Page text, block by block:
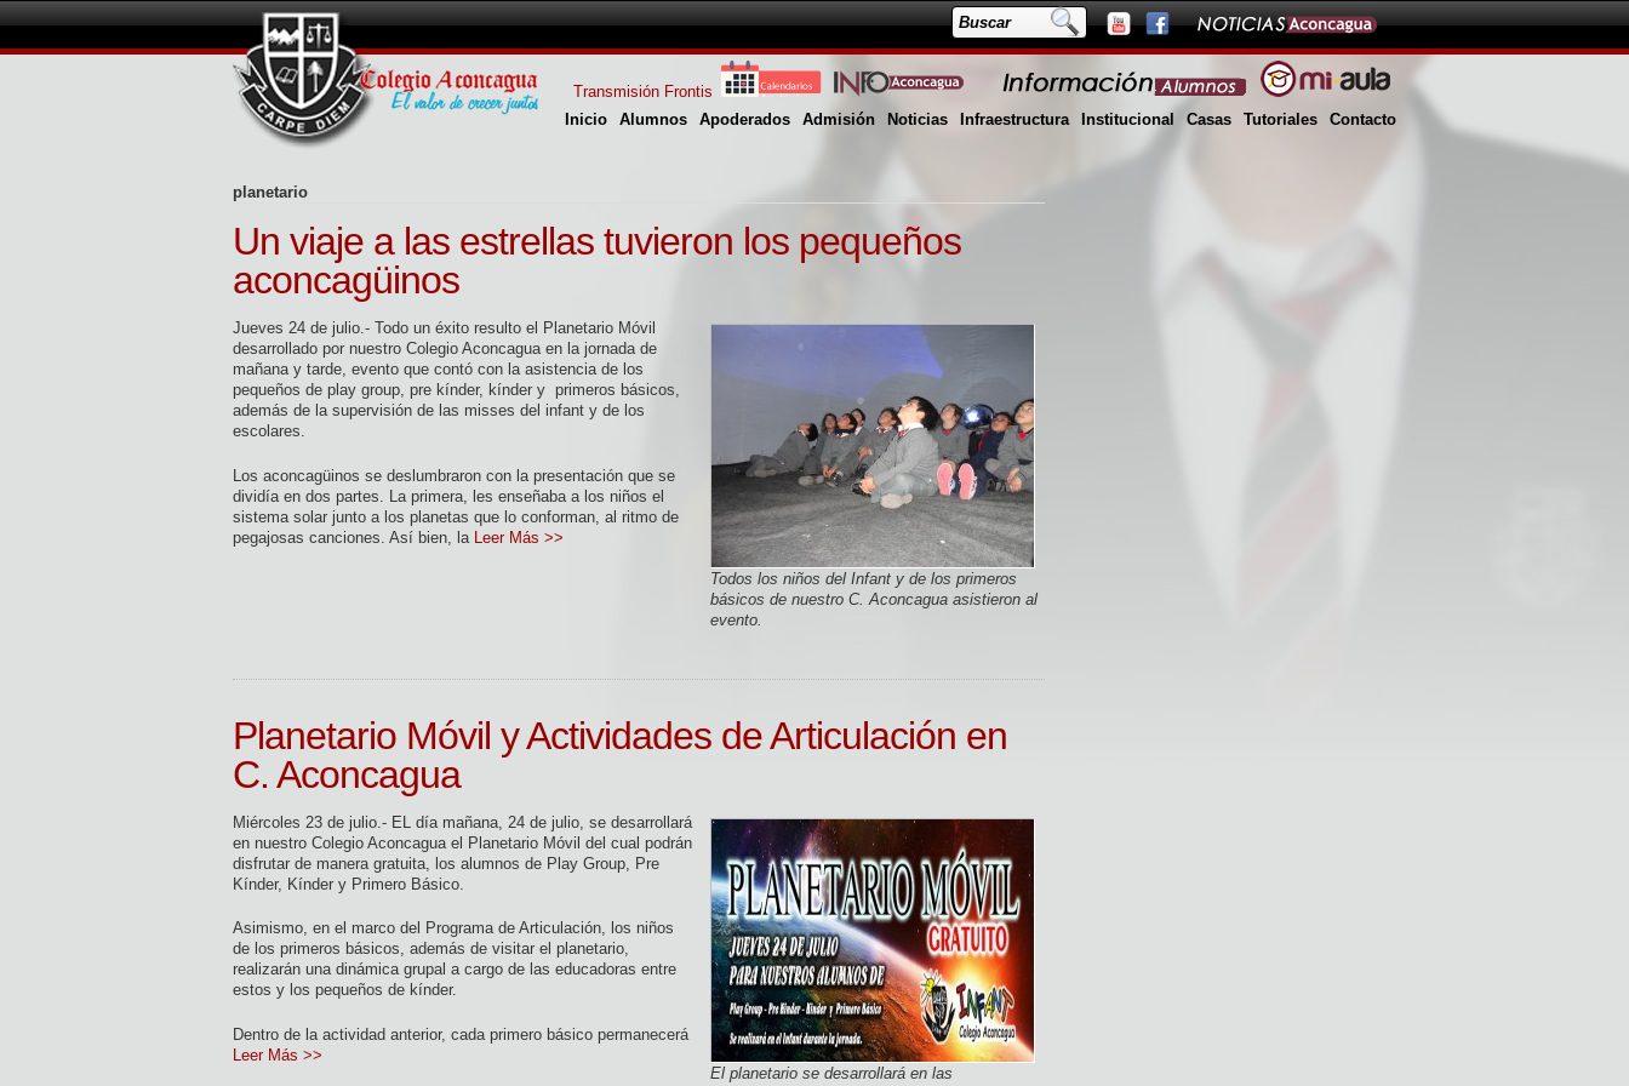
Inicio Alumnos Apoderados Admisión Noticias Infraestructura Institucional Casas Tutoriales Contacto
Transmisión Frontis
planetario
Un viaje a las estrellas tuvieron los pequeños
aconcagüinos
Todos los niños del Infant y de los primeros
básicos de nuestro C. Aconcagua asistieron al
evento.
Jueves 24 de julio.- Todo un éxito resulto el Planetario Móvil
desarrollado por nuestro Colegio Aconcagua en la jornada de
mañana y tarde, evento que contó con la asistencia de los
pequeños de play group, pre kínder, kínder y primeros básicos,
además de la supervisión de las misses del infant y de los
escolares.
Los aconcagüinos se deslumbraron con la presentación que se
dividía en dos partes. La primera, les enseñaba a los niños el
sistema solar junto a los planetas que lo conforman, al ritmo de
pegajosas canciones. Así bien, la Leer Más >>
Planetario Móvil y Actividades de Articulación en
C. Aconcagua
El planetario se desarrollará en las
Miércoles 23 de julio.- EL día mañana, 24 de julio, se desarrollará
en nuestro Colegio Aconcagua el Planetario Móvil del cual podrán
disfrutar de manera gratuita, los alumnos de Play Group, Pre
Kínder, Kínder y Primero Básico.
Asimismo, en el marco del Programa de Articulación, los niños
de los primeros básicos, además de visitar el planetario,
realizarán una dinámica grupal a cargo de las educadoras entre
estos y los pequeños de kínder.
Dentro de la actividad anterior, cada primero básico permanecerá
Leer Más >>